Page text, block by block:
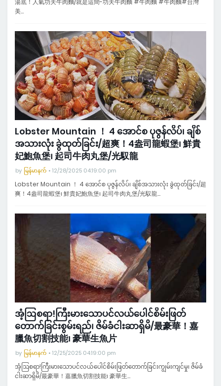
湯底！人氣功夫牛肉麵/就是這間-功夫牛肉麵 #牛肉麵 #牛肉麵#台灣
美…
Lobster Mountain ！ 4 အောင်စ ပုဇွန်လိပ်၊ ချိစ်
အသားလုံး ခွဲထုတ်ခြင်း/超爽！4盎司龍蝦堡၊ 鮮貴
妃鮑魚堡၊ 起司牛肉丸堡/光馭龍
by မြန်မာနက် 12/28/2025 04:19:00 pm
Lobster Mountain ！ 4 အောင်စ ပုဇွန်လိပ်၊ ချိစ်အသားလုံး ခွဲထုတ်ခြင်း/超
爽！4盎司龍蝦堡၊ 鮮貴妃鮑魚堡၊ 起司牛肉丸堡/光馭龍…
အံ့ဩစရာ!ကြီးမားသောပင်လယ်ပေါင်စိမ်းဖြတ်
တောက်ခြင်းစွမ်းရည်၊ ဇိမ်ခံငါးဆာရှိမိ/最豪華！嘉
臘魚切割技能၊ 豪華生魚片
by မြန်မာနက် 12/25/2025 04:19:00 pm
အံ့ဩစရာ!ကြီးမားသောပင်လယ်ပေါင်စိမ်းဖြတ်တောက်ခြင်းကျွမ်းကျင်မှု၊ ဇိမ်ခံ
ငါးဆာရှိမိ/最豪華！嘉臘魚切割技能၊ 豪華生…